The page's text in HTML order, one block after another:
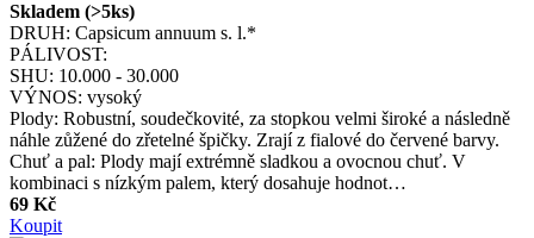
Skladem (>5ks)
DRUH: Capsicum annuum s. l.*
PÁLIVOST:
SHU: 10.000 - 30.000
VÝNOS: vysoký
Plody: Robustní, soudečkovité, za stopkou velmi široké a následně
náhle zůžené do zřetelné špičky. Zrají z fialové do červené barvy.
Chuť a pal: Plody mají extrémně sladkou a ovocnou chuť. V
kombinaci s nízkým palem, který dosahuje hodnot…
69 Kč
Koupit